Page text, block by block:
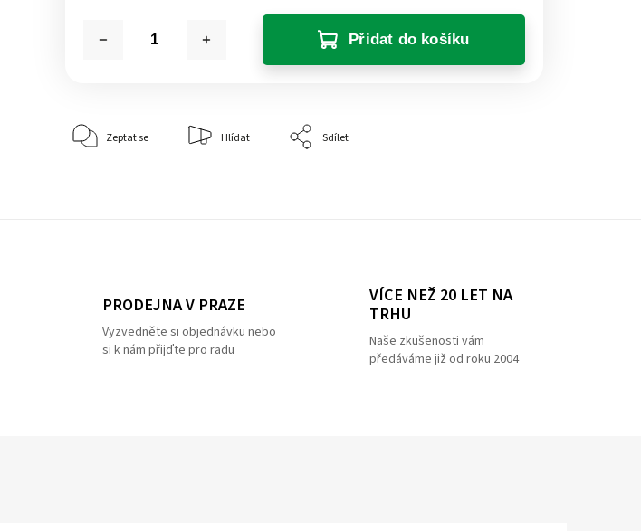
Přidat do košíku
Zeptat se Hlídat Sdílet
PRODEJNA V PRAZE
Vyzvedněte si objednávku nebo
si k nám přijďte pro radu
VÍCE NEŽ 20 LET NA
TRHU
Naše zkušenosti vám
předáváme již od roku 2004